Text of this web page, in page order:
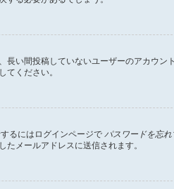
い間投稿していないユーザーのアカウン
てください。
るにはログインページで パスワードを忘
メールアドレスに送信されます。